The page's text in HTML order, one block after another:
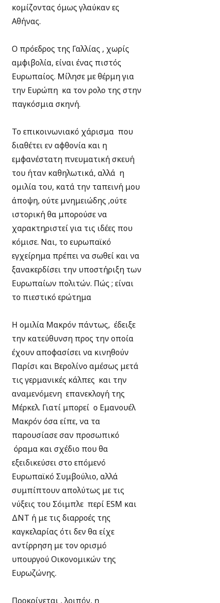
κομίζοντας όμως γλαύκαν ες
Αθήνας.
Ο πρόεδρος της Γαλλίας , χωρίς
αμφιβολία, είναι ένας πιστός
Ευρωπαίος. Μίλησε με θέρμη για
την Ευρώπη κα τον ρολο της στην
παγκόσμια σκηνή.
Το επικοινωνιακό χάρισμα που
διαθέτει εν αφθονία και η
εμφανέστατη πνευματική σκευή
του ήταν καθηλωτικά, αλλά η
ομιλία του, κατά την ταπεινή μου
άποψη, ούτε μνημειώδης ,ούτε
ιστορική θα μπορούσε να
χαρακτηριστεί για τις ιδέες που
κόμισε. Ναι, το ευρωπαϊκό
εγχείρημα πρέπει να σωθεί και να
ξανακερδίσει την υποστήριξη των
Ευρωπαίων πολιτών. Πώς ; είναι
το πιεστικό ερώτημα
Η ομιλία Μακρόν πάντως, έδειξε
την κατεύθυνση προς την οποία
έχουν αποφασίσει να κινηθούν
Παρίσι και Βερολίνο αμέσως μετά
τις γερμανικές κάλπες και την
αναμενόμενη επανεκλογή της
Μέρκελ. Γιατί μπορεί ο Εμανουέλ
Μακρόν όσα είπε, να τα
παρουσίασε σαν προσωπικό
όραμα και σχέδιο που θα
εξειδικεύσει στο επόμενό
Ευρωπαϊκό Συμβούλιο, αλλά
συμπίπτουν απολύτως με τις
νύξεις του Σόιμπλε περί ESM και
ΔΝΤ ή με τις διαρροές της
καγκελαρίας ότι δεν θα είχε
αντίρρηση με τον ορισμό
υπουργού Οικονομικών της
Ευρωζώνης.
Προκρίνεται , λοιπόν, η